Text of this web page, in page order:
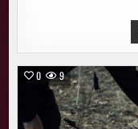
0 9